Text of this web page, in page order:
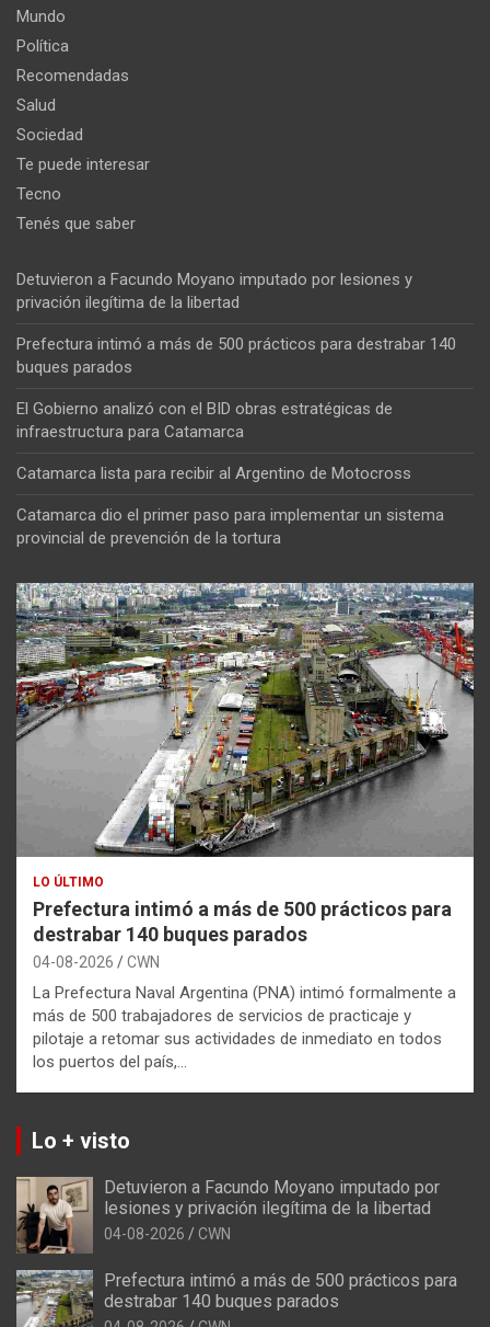
Mundo
Política
Recomendadas
Salud
Sociedad
Te puede interesar
Tecno
Tenés que saber
Detuvieron a Facundo Moyano imputado por lesiones y
privación ilegítima de la libertad
Prefectura intimó a más de 500 prácticos para destrabar 140
buques parados
El Gobierno analizó con el BID obras estratégicas de
infraestructura para Catamarca
Catamarca lista para recibir al Argentino de Motocross
Catamarca dio el primer paso para implementar un sistema
provincial de prevención de la tortura
LO ÚLTIMO
Prefectura intimó a más de 500 prácticos para
destrabar 140 buques parados
04-08-2026 CWN
La Prefectura Naval Argentina (PNA) intimó formalmente a
más de 500 trabajadores de servicios de practicaje y
pilotaje a retomar sus actividades de inmediato en todos
los puertos del país,…
Lo + visto
Detuvieron a Facundo Moyano imputado por
lesiones y privación ilegítima de la libertad
04-08-2026 CWN
Prefectura intimó a más de 500 prácticos para
destrabar 140 buques parados